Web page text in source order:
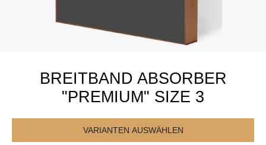
BREITBAND ABSORBER
"PREMIUM" SIZE 3
VARIANTEN AUSWÄHLEN